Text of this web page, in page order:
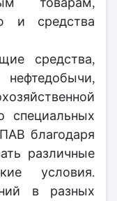
и средства
средства,
специальных
благодаря
различные
условия.
в разных